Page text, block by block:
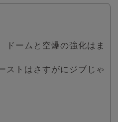
ドームと空爆の強化はま
ストはさすがにジブじゃ